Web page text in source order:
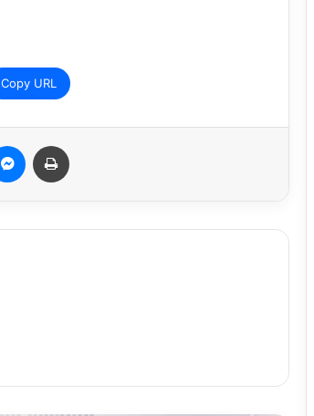
Copy URL
सरकार से सार्थक वार्ता के बाद सफाई कर्मचारीगण